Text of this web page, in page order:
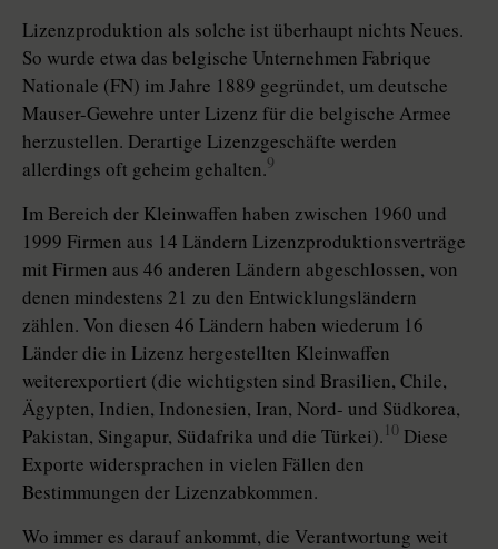
Lizenzproduktion als solche ist überhaupt nichts Neues.
So wurde etwa das belgische Unternehmen Fabrique
Nationale (FN) im Jahre 1889 gegründet, um deutsche
Mauser-Gewehre unter Lizenz für die belgische Armee
herzustellen. Derartige Lizenzgeschäfte werden
allerdings oft geheim gehalten.9
Im Bereich der Kleinwaffen haben zwischen 1960 und
1999 Firmen aus 14 Ländern Lizenzproduktionsverträge
mit Firmen aus 46 anderen Ländern abgeschlossen, von
denen mindestens 21 zu den Entwicklungsländern
zählen. Von diesen 46 Ländern haben wiederum 16
Länder die in Lizenz hergestellten Kleinwaffen
weiterexportiert (die wichtigsten sind Brasilien, Chile,
Ägypten, Indien, Indonesien, Iran, Nord- und Südkorea,
Pakistan, Singapur, Südafrika und die Türkei). 10 Diese
Exporte widersprachen in vielen Fällen den
Bestimmungen der Lizenzabkommen.
Wo immer es darauf ankommt, die Verantwortung weit